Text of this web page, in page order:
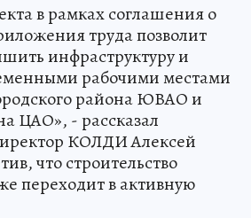
в рамках соглашения о
труда позволит
инфраструктуру и
рабочими местами
района ЮВАО и
ЦАО», - рассказал
КОЛДИ Алексей
что строительство
переходит в активную